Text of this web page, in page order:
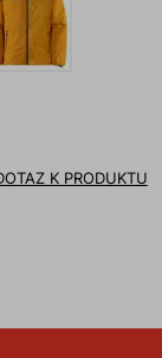
K PRODUKTU